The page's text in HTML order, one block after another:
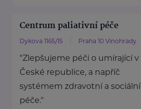
Centrum paliativní péče
Dykova 1165/15 Praha 10 Vinohrady
"Zlepšujeme péči o umírající v
České republice, a napříč
systémem zdravotní a sociální
péče."